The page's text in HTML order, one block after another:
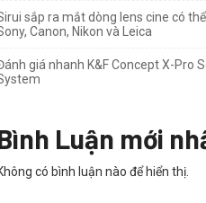
sắp ra mắt dòng lens cine có
Canon, Nikon và Leica
giá nhanh K&F Concept X-Pro
Luận mới
có bình luận nào để hiển thị.